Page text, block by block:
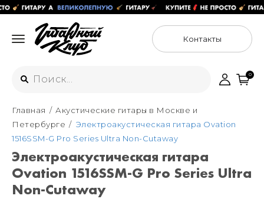
Контакты
Интернет-магазин
+7 (925) 125-54-44
Москва
+7 (925) 176-55-65
ул. Большая Новодмитровская 36с15,
"ФЛАКОН"
Санкт-Петербург
+7 (929) 179-15-49
0
Главная
Акустические гитары в Москве и
Петербурге
Электроакустическая гитара Ovation
1516SSM-G Pro Series Ultra Non-Cutaway
Электроакустическая гитара
Ovation 1516SSM-G Pro Series Ultra
Non-Cutaway